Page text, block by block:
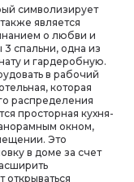
символизирует
является
о любви и
спальни, одна из
и гардеробную.
в рабочий
которая
распределения
просторная кухня-
окном,
Это
в доме за счет
открываться